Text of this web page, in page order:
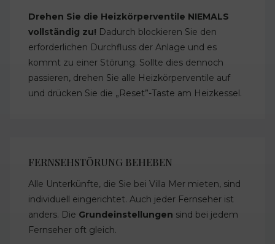
Drehen Sie die Heizkörperventile NIEMALS
vollständig zu! Dadurch blockieren Sie den
erforderlichen Durchfluss der Anlage und es
kommt zu einer Störung. Sollte dies dennoch
passieren, drehen Sie alle Heizkörperventile auf
und drücken Sie die „Reset”-Taste am Heizkessel.
FERNSEHSTÖRUNG BEHEBEN
Alle Unterkünfte, die Sie bei Villa Mer mieten, sind
individuell eingerichtet. Auch jeder Fernseher ist
anders. Die Grundeinstellungen sind bei jedem
Fernseher oft gleich.